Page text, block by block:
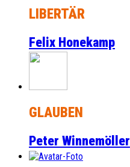
LIBERTÄR
Felix Honekamp
GLAUBEN
Peter Winnemöller